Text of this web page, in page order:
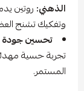
الذهني: روتين
وتفكيك تشنج
تحسين جودة
تجربة حسية
المستمر.